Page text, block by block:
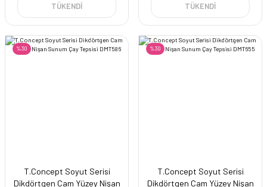
TÜKENDİ TÜKENDİ
%30
T.Concept Soyut Serisi
Dikdörtgen Cam Yüzey Nişan
%30
T.Concept Soyut Serisi
Dikdörtgen Cam Yüzey Nişan